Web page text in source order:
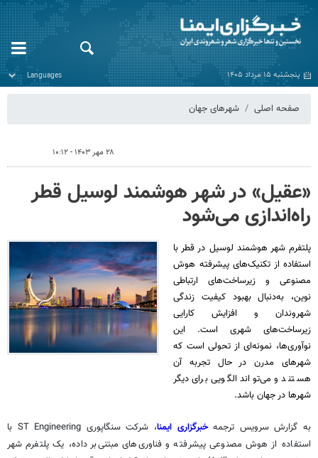
پنجشنبه ۱۵ مرداد ۱۴۰۵
صفحه اصلی شهرهای جهان
۲۸ مهر ۱۴۰۳ - ۱۰:۱۲
«عقیل» در شهر هوشمند لوسیل قطر
راه‌اندازی می‌شود
پلتفرم شهر هوشمند لوسیل در قطر با
استفاده از تکنیک‌های پیشرفته هوش
مصنوعی و زیرساخت‌های ارتباطی
نوین، به‌دنبال بهبود کیفیت زندگی
شهروندان و افزایش کارایی
زیرساخت‌های شهری است. این
نوآوری‌ها، نمونه‌ای از تحولی است که
شهرهای مدرن در حال تجربه آن
هستند و می‌تواند الگویی برای دیگر
شهرها در جهان باشد.
به گزارش سرویس ترجمهخبرگزاری ایمنا
، شرکت سنگاپوری ST Engineering با
استفاده از هوش مصنوعی پیشرفته و فناوری‌های مبتنی‌بر داده، یک پلتفرم شهر